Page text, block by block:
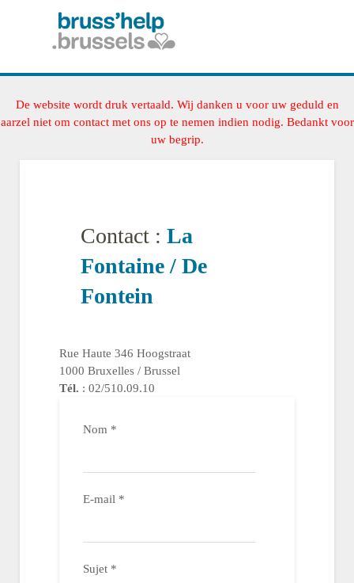
De website wordt druk vertaald. Wij danken u voor uw geduld en
aarzel niet om contact met ons op te nemen indien nodig. Bedankt voor
uw begrip.
Contact : La
Fontaine / De
Fontein
Rue Haute 346 Hoogstraat
1000 Bruxelles / Brussel
Tél. : 02/510.09.10
Nom *
E-mail *
Sujet *